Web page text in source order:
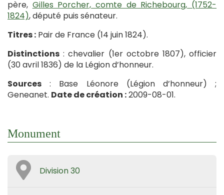
père, Gilles Porcher, comte de Richebourg, (1752-
1824), député puis sénateur.
Titres : Pair de France (14 juin 1824).
Distinctions : chevalier (1er octobre 1807), officier
(30 avril 1836) de la Légion d’honneur.
Sources : Base Léonore (Légion d’honneur) ;
Geneanet. Date de création :2009-08-01.
Monument
Division 30